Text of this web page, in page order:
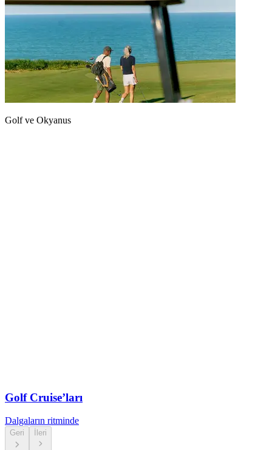
Golf ve Okyanus
Golf Cruise’ları
Dalgaların ritminde
Geri İleri